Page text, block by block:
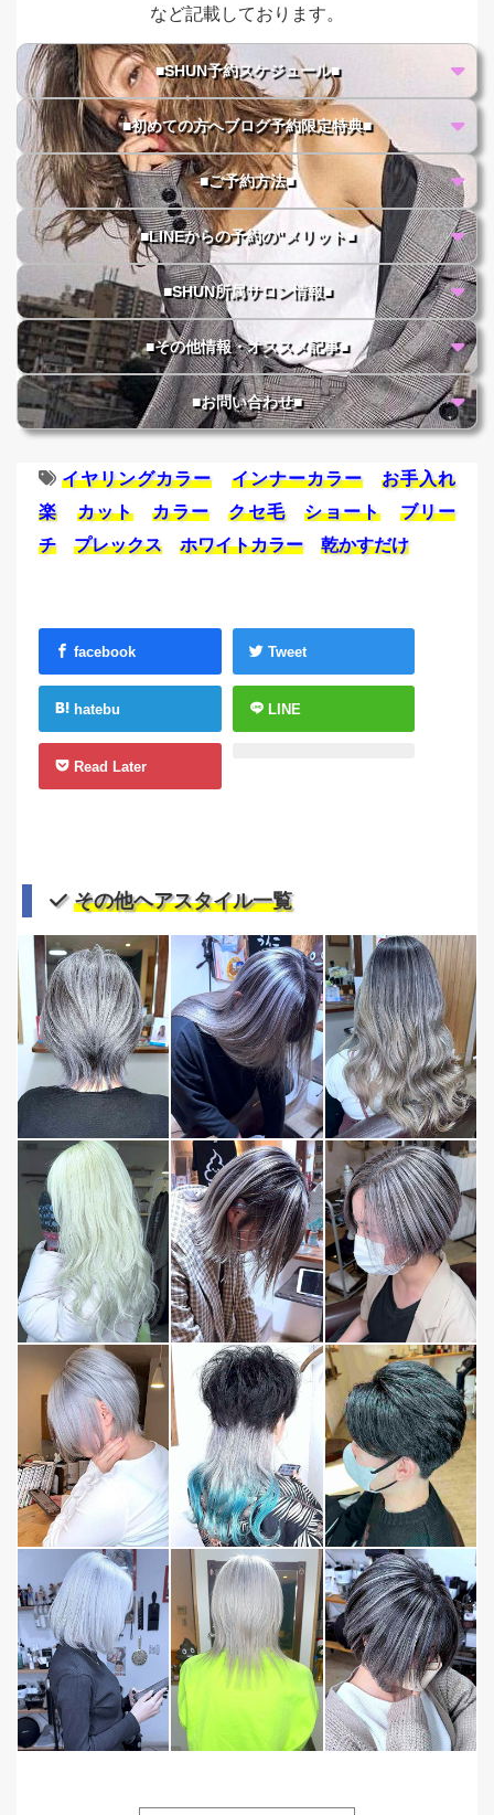
など記載しております。
■SHUN予約スケジュール■
■初めての方へブログ予約限定特典■
■ご予約方法■
■LINEからの予約の"メリット■
■SHUN所属サロン情報■
■その他情報・オススメ記事■
■お問い合わせ■
イヤリングカラー インナーカラー
お手入れ
楽
カット カラー クセ毛 ショート
ブリー
チ
プレックス ホワイトカラー 乾かすだけ
facebook Tweet
hatebu LINE
Read Later
その他ヘアスタイル一覧